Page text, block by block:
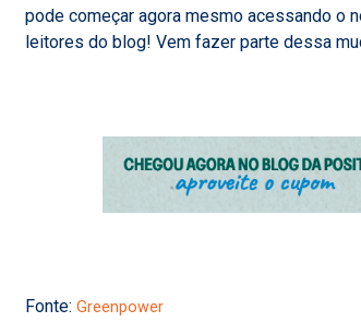
pode começar agora mesmo acessando o
leitores do blog! Vem fazer parte dessa
Fonte: Greenpower